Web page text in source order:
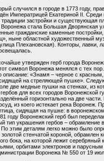
случился в городе в 1773 году,
Императрицей Екатериной II.
застройки и существующая
стала Большая Дворянская
гражданские каменные
ныне областной художественный
Плехановская). Конторы, лавки,
утвержден герб города
символ Воронежа менялся с тех
описание: «Знамя – черное с
на стреляющей пушке».
две медные пушки на стенках, из
гербов для всех городов
горизонтально на две
из коего истекает река Воронеж.
сидящая на пушке: в
году Воронежский герб был
тип украшения гербов – обрамление
этим деталям легко можно было
стенчатой короной,
бока, на которой лежит
орбитами электронов и
Воронежа № 550 от 19